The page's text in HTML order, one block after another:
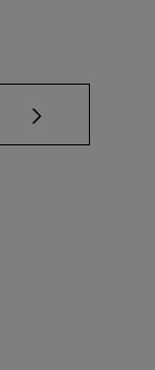
TAB para